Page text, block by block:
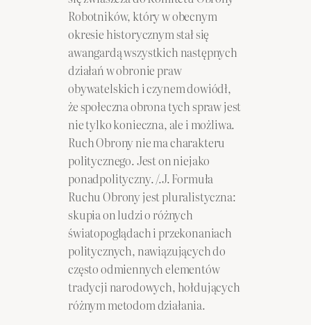
Robotników, który w obecnym
okresie historycznym stał się
awangardą wszystkich następnych
działań w obronie praw
obywatelskich i czynem dowiódł,
że społeczna obrona tych spraw jest
nie tylko konieczna, ale i możliwa.
Ruch Obrony nie ma charakteru
politycznego. Jest on niejako
ponadpolityczny. /.J. Formuła
Ruchu Obrony jest pluralistyczna:
skupia on ludzi o różnych
światopoglądach i przekonaniach
politycznych, nawiązujących do
często odmiennych elementów
tradycji narodowych, hołdujących
różnym metodom działania.